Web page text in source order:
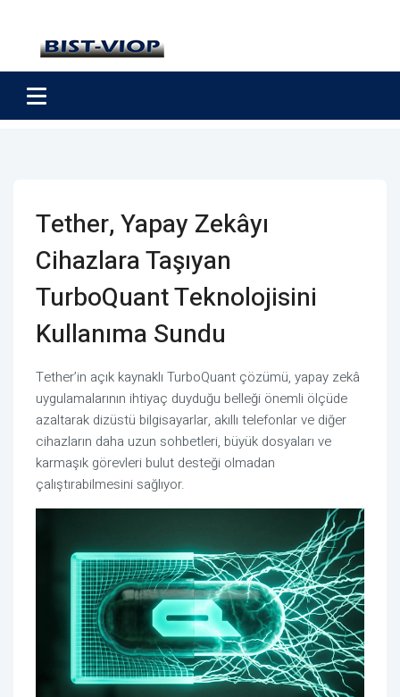
Tether, Yapay Zekâyı
Cihazlara Taşıyan
TurboQuant Teknolojisini
Kullanıma Sundu
Tether’in açık kaynaklı TurboQuant çözümü, yapay zekâ
uygulamalarının ihtiyaç duyduğu belleği önemli ölçüde
azaltarak dizüstü bilgisayarlar, akıllı telefonlar ve diğer
cihazların daha uzun sohbetleri, büyük dosyaları ve
karmaşık görevleri bulut desteği olmadan
çalıştırabilmesini sağlıyor.